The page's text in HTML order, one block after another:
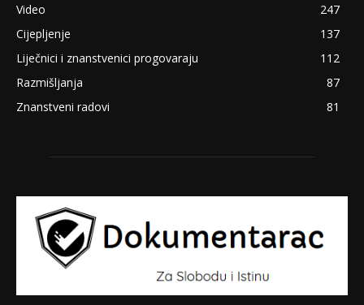
Video
247
Cijepljenje
137
Liječnici i znanstvenici progovaraju
112
Razmišljanja
87
Znanstveni radovi
81